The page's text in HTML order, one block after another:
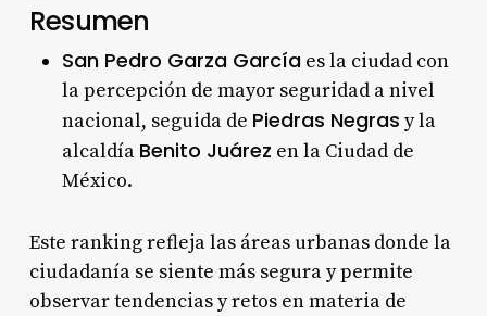
Resumen
San Pedro Garza Garcíaes la ciudad con
la percepción de mayor seguridad a nivel
nacional, seguida de Piedras Negras y la
alcaldía Benito Juárez en la Ciudad de
México.
Este ranking refleja las áreas urbanas donde la
ciudadanía se siente más segura y permite
observar tendencias y retos en materia de